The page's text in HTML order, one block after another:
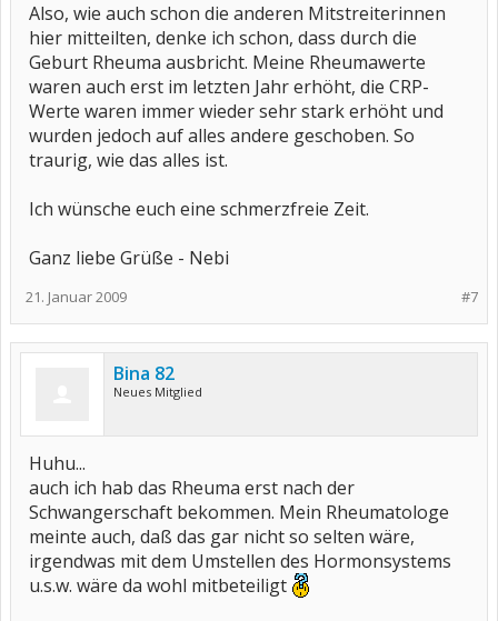
Also, wie auch schon die anderen Mitstreiterinnen
hier mitteilten, denke ich schon, dass durch die
Geburt Rheuma ausbricht. Meine Rheumawerte
waren auch erst im letzten Jahr erhöht, die CRP-
Werte waren immer wieder sehr stark erhöht und
wurden jedoch auf alles andere geschoben. So
traurig, wie das alles ist.
Ich wünsche euch eine schmerzfreie Zeit.
Ganz liebe Grüße - Nebi
#7
21. Januar 2009
Bina 82
Neues Mitglied
Huhu...
auch ich hab das Rheuma erst nach der
Schwangerschaft bekommen. Mein Rheumatologe
meinte auch, daß das gar nicht so selten wäre,
irgendwas mit dem Umstellen des Hormonsystems
u.s.w. wäre da wohl mitbeteiligt